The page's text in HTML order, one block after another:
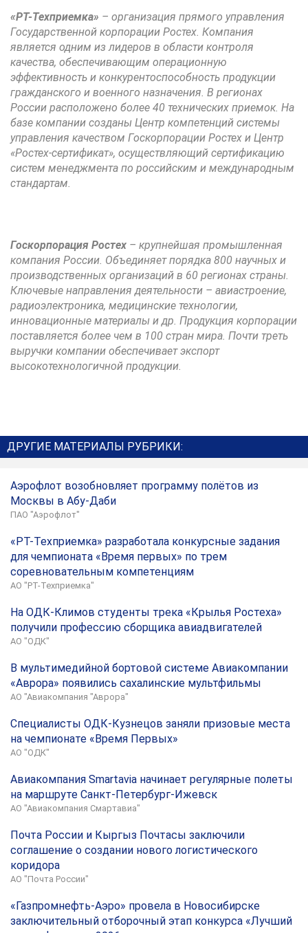
«РТ-Техприемка» – организация прямого управления
Государственной корпорации Ростех. Компания
является одним из лидеров в области контроля
качества, обеспечивающим операционную
эффективность и конкурентоспособность продукции
гражданского и военного назначения. В регионах
России расположено более 40 технических приемок. На
базе компании созданы Центр компетенций системы
управления качеством Госкорпорации Ростех и Центр
«Ростех-сертификат», осуществляющий сертификацию
систем менеджмента по российским и международным
стандартам.
Госкорпорация Ростех – крупнейшая промышленная
компания России. Объединяет порядка 800 научных и
производственных организаций в 60 регионах страны.
Ключевые направления деятельности – авиастроение,
радиоэлектроника, медицинские технологии,
инновационные материалы и др. Продукция корпорации
поставляется более чем в 100 стран мира. Почти треть
выручки компании обеспечивает экспорт
высокотехнологичной продукции.
ДРУГИЕ МАТЕРИАЛЫ РУБРИКИ:
Аэрофлот возобновляет программу полётов из
Москвы в Абу-Даби
ПАО "Аэрофлот"
«РТ-Техприемка» разработала конкурсные задания
для чемпионата «Время первых» по трем
соревновательным компетенциям
АО "РТ-Техприемка"
На ОДК-Климов студенты трека «Крылья Ростеха»
получили профессию сборщика авиадвигателей
АО "ОДК"
В мультимедийной бортовой системе Авиакомпании
«Аврора» появились сахалинские мультфильмы
АО "Авиакомпания "Аврора"
Специалисты ОДК-Кузнецов заняли призовые места
на чемпионате «Время Первых»
АО "ОДК"
Авиакомпания Smartavia начинает регулярные полеты
на маршруте Санкт-Петербург-Ижевск
АО "Авиакомпания Смартавиа"
Почта России и Кыргыз Почтасы заключили
соглашение о создании нового логистического
коридора
АО "Почта России"
«Газпромнефть-Аэро» провела в Новосибирске
заключительный отборочный этап конкурса «Лучший